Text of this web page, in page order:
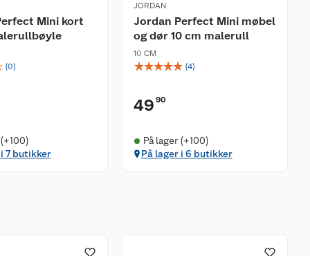
Mini kort
(0)
7 butikker
JORDAN
Jordan Perfect Mini møbel
og dør 10 cm malerull
10 CM
☆☆☆☆☆ (4)
49 90
På lager (+100)
På lager i 6 butikker